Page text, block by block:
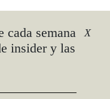
cada semana
insider y las
X